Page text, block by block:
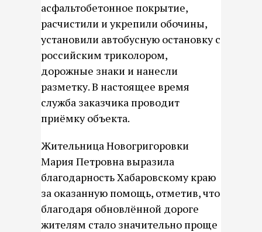
асфальтобетонное покрытие,
расчистили и укрепили обочины,
установили автобусную остановку с
российским триколором,
дорожные знаки и нанесли
разметку. В настоящее время
служба заказчика проводит
приёмку объекта.
Жительница Новогригоровки
Мария Петровна выразила
благодарность Хабаровскому краю
за оказанную помощь, отметив, что
благодаря обновлённой дороге
жителям стало значительно проще